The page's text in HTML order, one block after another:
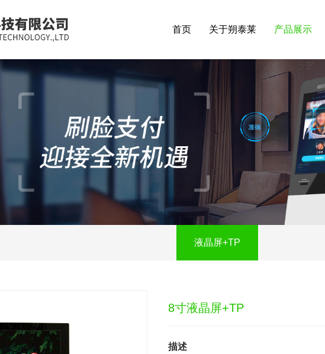
首页 关于朔泰莱 产品展示
液晶屏+TP
8寸液晶屏+TP
描述